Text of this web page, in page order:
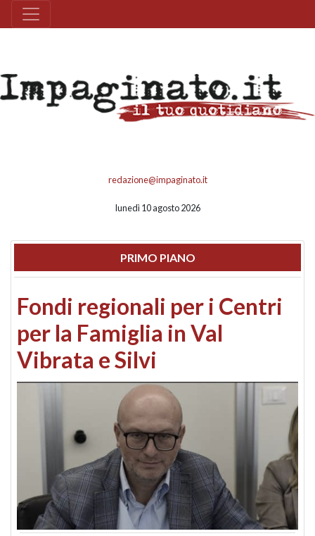
redazione@impaginato.it
lunedì 10 agosto 2026
PRIMO PIANO
Fondi regionali per i Centri
per la Famiglia in Val
Vibrata e Silvi